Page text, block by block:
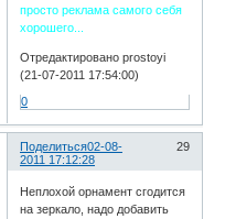
просто реклама самого себя
хорошего...
Отредактировано prostoyi
(21-07-2011 17:54:00)
0
Поделиться 29
02-08-
2011 17:12:28
Неплохой орнамент сгодится
на зеркало, надо добавить